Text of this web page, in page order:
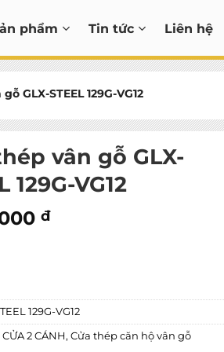
phẩm Tin tức Liên hệ
GLX-STEEL 129G-VG12
vân gỗ GLX-
129G-VG12
đ
129G-VG12
CỬA 2 CÁNH , Cửa thép căn hộ vân gỗ